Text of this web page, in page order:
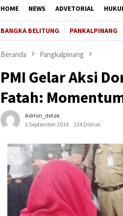
HOME NEWS ADVETORIAL
BANGKA BELITUNG PANKALPINANG
Beranda Pangkalpinang
PMI Gelar Aksi
Fatah:
Admin_detak
2 September 2019
134 Dilihat